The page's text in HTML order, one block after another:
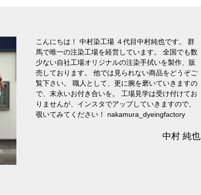
こんにちは！ 中村染工場 ４代目中村純也です。 群
馬で唯一の注染工場を経営しています。 全国でも数
少ない自社工場オリジナルの注染手拭いを製作、販
売しております。 他では見られない商品をどうぞご
覧下さい。 職人として、更に腕を磨いていきますの
で、末永いお付き合いを。 工場見学は受け付けてお
りませんが、インスタでアップしていきますので、
覗いてみてください！ nakamura_dyeingfactory
中村 純也